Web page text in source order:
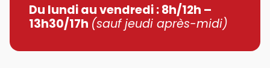
Du lundi au vendredi :8h/12h –
13h30/17h (sauf jeudi après-midi)